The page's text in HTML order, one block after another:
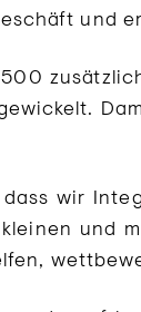
und
wir
und